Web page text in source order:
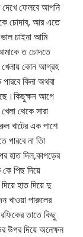
দেখে ফেলবে আপনি
চোদাব, আর এতে
চাইনা আমি
আমাকে ত চোদতে
খেলায় কোন আগ্রহ
কিনা অথবা
আগে
থেকে সারা
খাটের এক পাশে
পারবে না তাি
হাত দিল,কাপড়ের
পিছ দিয়ে
হাত দিয়ে দু
খাওয়া পারুলের
তাতে কিছু
উপর দিয়ে অনেক্ষন